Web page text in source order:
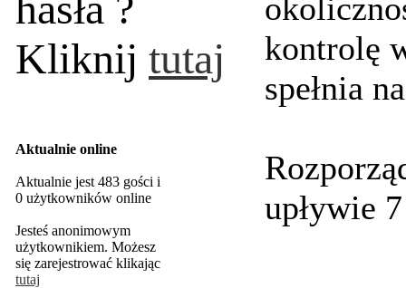
Kliknij tutaj
Aktualnie online
Aktualnie jest 483 gości i
0 użytkowników online
Jesteś anonimowym
użytkownikiem. Możesz
się zarejestrować klikając
tutaj
kontrolę
spełnia
upływie